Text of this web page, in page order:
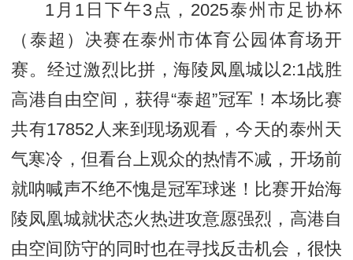
1月1日下午3点，2025泰州市足协杯
（泰超）决赛在泰州市体育公园体育场开
赛。经过激烈比拼，海陵凤凰城以2:1战胜
高港自由空间，获得“泰超”冠军！本场比赛
共有17852人来到现场观看，今天的泰州天
气寒冷，但看台上观众的热情不减，开场前
就呐喊声不绝不愧是冠军球迷！比赛开始海
陵凤凰城就状态火热进攻意愿强烈，高港自
由空间防守的同时也在寻找反击机会，很快